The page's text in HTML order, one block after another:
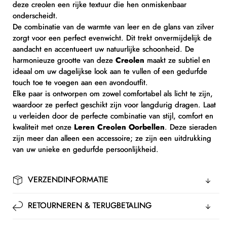
deze creolen een rijke textuur die hen onmiskenbaar
onderscheidt.
De combinatie van de warmte van leer en de glans van zilver
zorgt voor een perfect evenwicht. Dit trekt onvermijdelijk de
aandacht en accentueert uw natuurlijke schoonheid. De
harmonieuze grootte van deze Creolen maakt ze subtiel en
ideaal om uw dagelijkse look aan te vullen of een gedurfde
touch toe te voegen aan een avondoutfit.
Elke paar is ontworpen om zowel comfortabel als licht te zijn,
waardoor ze perfect geschikt zijn voor langdurig dragen. Laat
u verleiden door de perfecte combinatie van stijl, comfort en
kwaliteit met onze Leren Creolen Oorbellen. Deze sieraden
zijn meer dan alleen een accessoire; ze zijn een uitdrukking
van uw unieke en gedurfde persoonlijkheid.
VERZENDINFORMATIE
RETOURNEREN & TERUGBETALING